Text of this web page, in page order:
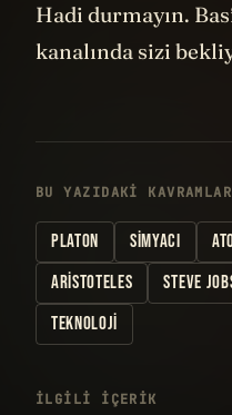
Hadi durmayın.
kanalında sizi
BU YAZIDAKI KAVRAMLAR
PLATON SIMYACI
ARISTOTELES
STEVE
TEKNOLOJI
İLGILI IÇERIK